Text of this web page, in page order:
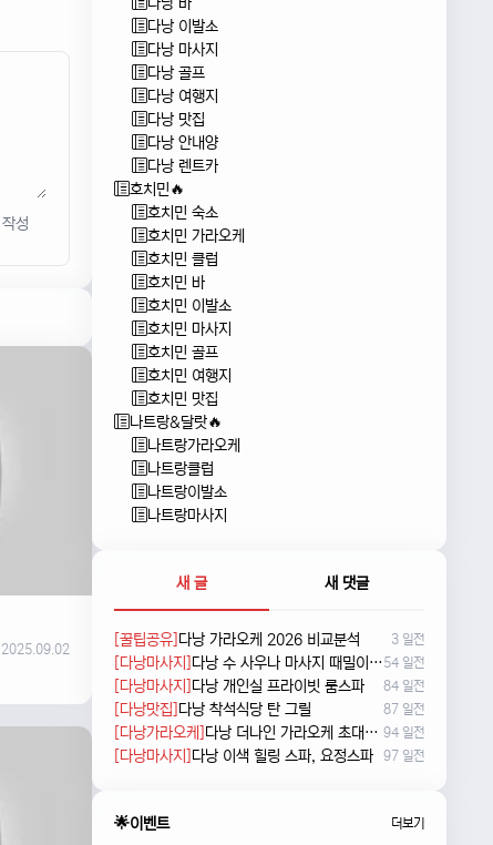
작성
2025.09.02
다낭 이발소
다낭 마사지
다낭 골프
다낭 여행지
다낭 맛집
다낭 안내양
다낭 렌트카
호치민🔥
호치민 숙소
호치민 가라오케
호치민 클럽
호치민 바
호치민 이발소
호치민 마사지
호치민 골프
호치민 여행지
호치민 맛집
나트랑&달랏🔥
나트랑가라오케
나트랑클럽
나트랑이발소
나트랑마사지
새 글 새 댓글
[꿀팁공유] 다낭 가라오케 2026 비교분석 3 일전
[다낭마사지] 다낭 수 사우나 마사지 때밀이 및 누루 예약방법 54 일전
[다낭마사지] 다낭 개인실 프라이빗 룸스파 84 일전
[다낭맛집] 다낭 착석식당 탄 그릴 87 일전
[다낭가라오케] 다낭 더나인 가라오케 초대형 신상 karaoke 94 일전
[다낭마사지] 다낭 이색 힐링 스파, 요정스파 97 일전
🌟이벤트 더보기